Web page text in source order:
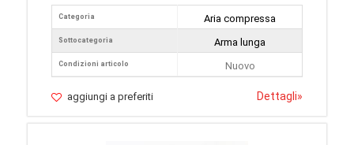
Categoria
Sottocategoria
Condizioni articolo
Aria compressa
Arma lunga
Nuovo
aggiungi a preferiti Dettagli»